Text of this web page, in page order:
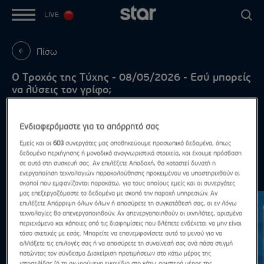
LIVE
Πίσω
Ο Τροχός της Τύχης - 08/05/2026 - Εσύ μπορείς
να λύσεις τον γρίφο;
Ο γρίφος της ημέρας Δες τα όλα
Ενδιαφερόμαστε για το απόρρητό σας
Εμείς και οι603 συνεργάτες μας αποθηκεύουμε προσωπικά δεδομένα, όπως
δεδομένα περιήγησης ή μοναδικά αναγνωριστικά στοιχεία, και έχουμε πρόσβαση
σε αυτά στη συσκευή σας. Αν επιλέξετε Αποδοχή, θα καταστεί δυνατή η
ενεργοποίηση τεχνολογιών παρακολούθησης προκειμένου να υποστηριχθούν οι
σκοποί που εμφανίζονται παρακάτω, για τους οποίους εμείς και οι συνεργάτες
μας επεξεργαζόμαστε τα δεδομένα με σκοπό την παροχή υπηρεσιών. Αν
επιλέξετε Απόρριψη όλων όλων ή αποσύρετε τη συγκατάθεσή σας, οι εν λόγω
τεχνολογίες θα απενεργοποιηθούν. Αν απενεργοποιηθούν οι ιχνηλάτες, ορισμένο
περιεχόμενο και κάποιες από τις διαφημίσεις που βλέπετε ενδέχεται να μην είναι
τόσο σχετικές με εσάς. Μπορείτε να επανεμφανίσετε αυτό το μενού για να
αλλάξετε τις επιλογές σας ή να αποσύρετε τη συναίνεσή σας ανά πάσα στιγμή
πατώντας τον σύνδεσμο Διαχείριση προτιμήσεων στο κάτω μέρος της